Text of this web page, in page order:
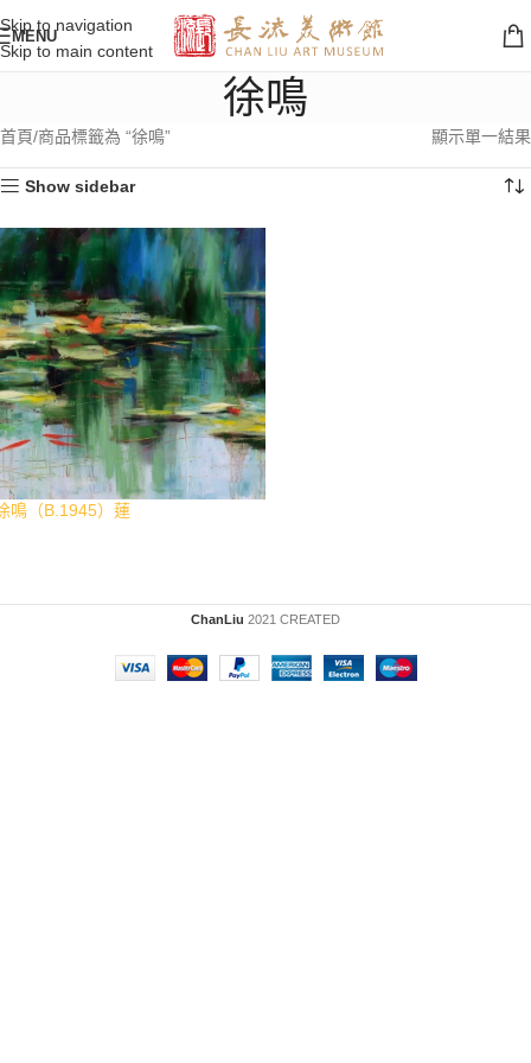
Skip to navigation
Skip to main content
MENU
徐鳴
首頁 商品標籤為 “徐鳴” 顯示單一結果
Show sidebar
鳴（B.1945）蓮
ChanLiu 2021 CREATED